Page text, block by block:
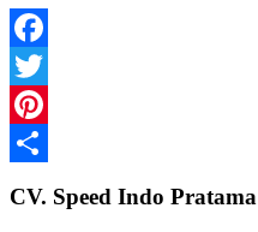
Facebook
Twitter
Pinterest
CV. Speed Indo Pratama